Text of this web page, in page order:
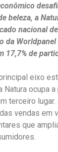
beleza, a
nacional
da
17,7% de
eixo
Natura ocupa
terceiro
vendas em
que